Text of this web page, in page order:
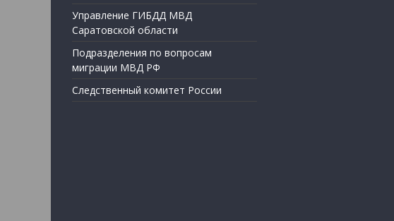
Управление ГИБДД МВД
Саратовской области
Подразделения по вопросам
миграции МВД РФ
Следственный комитет России